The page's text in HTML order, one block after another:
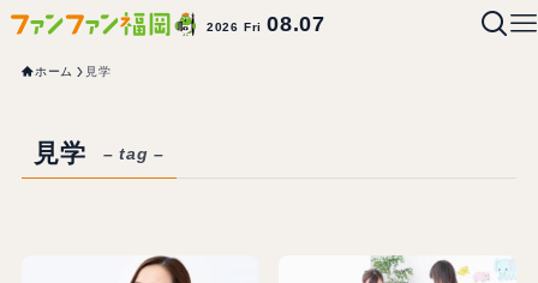
2026 Fri08.07
ホーム 見学
見学 – tag –